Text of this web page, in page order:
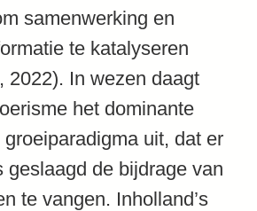
samenwerking en
te katalyseren
2022). In wezen daagt
het dominante
uit, dat er
geslaagd de bijdrage van
te vangen. Inholland’s